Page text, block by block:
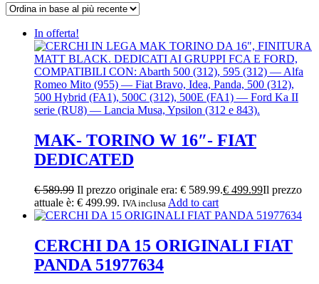
In offerta!
MAK- TORINO W 16″- FIAT
DEDICATED
€589.99 Il prezzo originale era: € 589.99.€ 499.99Il prezzo
attuale è: € 499.99. IVA inclusa Add to cart
CERCHI DA 15 ORIGINALI FIAT
PANDA 51977634